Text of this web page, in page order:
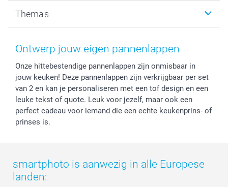
Kaarten
Bestelproces
Herroepingsrecht
Cookiebeleid
Reviews
Prijslijst
Investor Relations
Tevredenheidsgarantie
Mijn orderstatus
smartbonus
smartfriends
service@smartphoto.nl
Affiliate partnerprogramma
Partnerships
Influencer partnerprogramma
Thema's
Baby
Moederdag
Vaderdag
Huwelijk
Ontwerp jouw eigen pannenlappen
Onze hittebestendige pannenlappen zijn onmisbaar in
jouw keuken! Deze pannenlappen zijn verkrijgbaar per set
van 2 en kan je personaliseren met een tof design en een
leuke tekst of quote. Leuk voor jezelf, maar ook een
perfect cadeau voor iemand die een echte keukenprins- of
prinses is.
smartphoto is aanwezig in alle Europese
landen: